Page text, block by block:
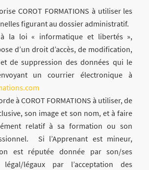
COROT FORMATIONS à utiliser les
figurant au dossier administratif.
à la loi « informatique et libertés »,
d’un droit d’accès, de modification,
de suppression des données qui le
un courrier électronique à
à COROT FORMATIONS à utiliser, de
son image et son nom, et à faire
relatif à sa formation ou son
Si l’Apprenant est mineur,
est réputée donnée par son/ses
légal/légaux par l’acceptation des